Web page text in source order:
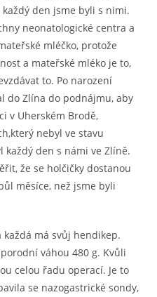
den jsme byli s nimi.
neonatologické centra a
mléčko, protože
a mateřské mléko je to,
to. Po narození
do Zlína do podnájmu, aby
v Uherském Brodě,
nebyl ve stavu
den s námi ve Zlíně.
že se holčičky dostanou
měsíce, než jsme byli
má svůj hendikep.
váhou 480 g. Kvůli
celou řadu operací. Je to
se nazogastrické sondy,